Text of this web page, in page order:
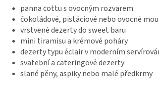
panna cottu s ovocným rozvarem
čokoládové, pistáciové nebo ovocné
vrstvené dezerty do sweet baru
mini tiramisu a krémové poháry
dezerty typu éclair v moderním
svatební a cateringové dezerty
slané pěny, aspiky nebo malé předkrmy